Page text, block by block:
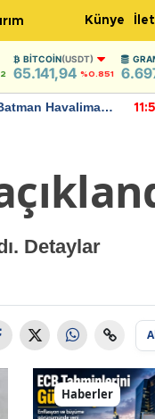
Künye
BITCOIN(USDT)
65.141,94 %0.851
Havalimanı
Detaylar
Haberler